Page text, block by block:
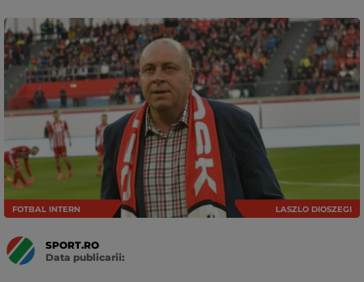
FOTBAL INTERN LASZLO DIOSZEGI
SPORT.RO
Data publicarii: